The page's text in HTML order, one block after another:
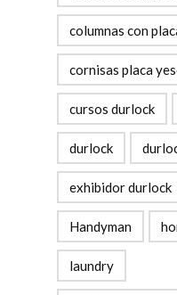
columnas con
cornisas placa
cursos durlock
durlock
exhibidor durlock
Handyman
laundry